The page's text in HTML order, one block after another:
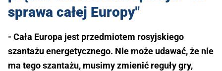
sprawa całej Europy"
- Cała Europa jest przedmiotem rosyjskiego
szantażu energetycznego. Nie może udawać, że nie
ma tego szantażu, musimy zmienić reguły gry,